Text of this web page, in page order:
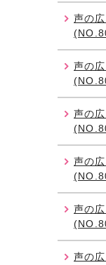
声の
声の
声の
声の
声の
声の